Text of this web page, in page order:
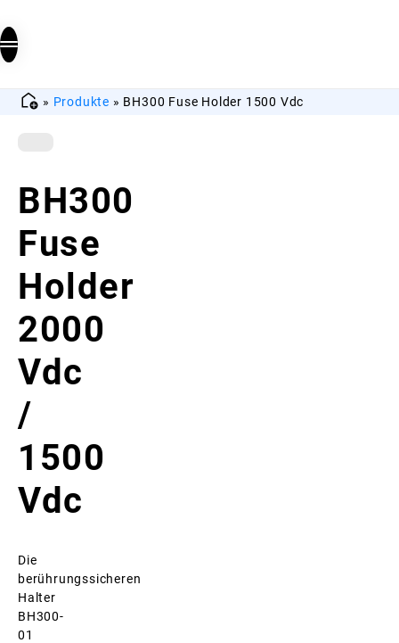
» Produkte » BH300 Fuse Holder 1500 Vdc
BH300
Fuse
Holder
2000
Vdc
/
1500
Vdc
Die
berührungssicheren
Halter
BH300-
01